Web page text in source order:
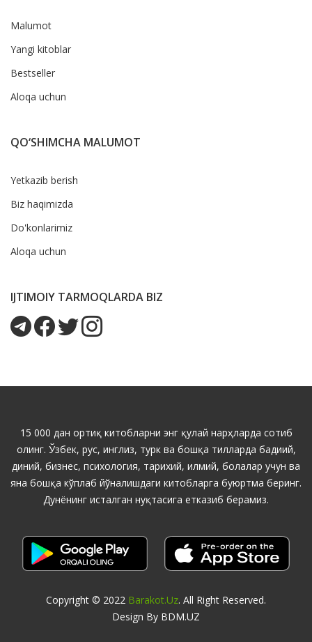
Malumot
Yangi kitoblar
Bestseller
Aloqa uchun
QO‘SHIMCHA MALUMOT
Yetkazib berish
Biz haqimizda
Do'konlarimiz
Aloqa uchun
IJTIMOIY TARMOQLARDA BIZ
15 000 дан ортиқ китобларни энг қулай нарҳларда сотиб
олинг. Ўзбек, рус, инглиз, турк ва бошқа тилларда бадиий,
диний, бизнес, психология, тарихий, илмий, болалар учун ва
яна бошқа кўплаб йўналишдаги китобларга буюртма беринг.
Дунёнинг исталган нуқтасига етказиб берамиз.
Copyright © 2022 Barakot.uz. All Right Reserved.
Design By BDM.UZ